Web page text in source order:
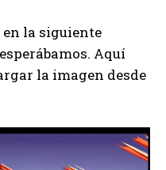
en la siguiente
Aquí
la imagen desde